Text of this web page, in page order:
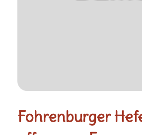
Fohrenburger